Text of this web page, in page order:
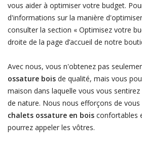
vous aider à optimiser votre budget.
d'informations sur la manière
consulter la section « Optimisez votre
droite de la page d’accueil de notre
Avec nous, vous n'obtenez pas
ossature bois de qualité, mais vous
maison dans laquelle vous vous
de nature. Nous nous efforçons de vous
chalets ossature en boisconfortables
pourrez appeler les vôtres.